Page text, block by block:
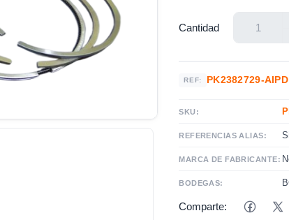
Cantidad
REF: PK2382729-AIPD
SKU:
REFERENCIAS ALIAS:
MARCA DE FABRICANTE:
BODEGAS:
Comparte: